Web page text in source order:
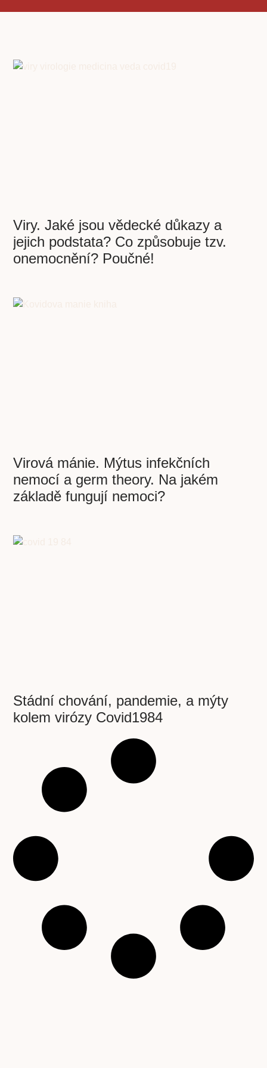
Viry. Jaké jsou vědecké důkazy a
jejich podstata? Co způsobuje tzv.
onemocnění? Poučné!
Virová mánie. Mýtus infekčních
nemocí a germ theory. Na jakém
základě fungují nemoci?
Stádní chování, pandemie, a mýty
kolem virózy Covid1984